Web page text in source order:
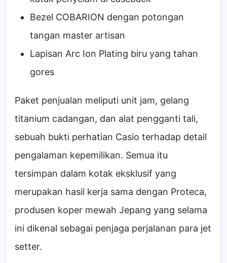
Bezel COBARION dengan potongan
tangan master artisan
Lapisan Arc Ion Plating biru yang tahan
gores
Paket penjualan meliputi unit jam, gelang
titanium cadangan, dan alat pengganti tali,
sebuah bukti perhatian Casio terhadap detail
pengalaman kepemilikan. Semua itu
tersimpan dalam kotak eksklusif yang
merupakan hasil kerja sama dengan Proteca,
produsen koper mewah Jepang yang selama
ini dikenal sebagai penjaga perjalanan para jet
setter.